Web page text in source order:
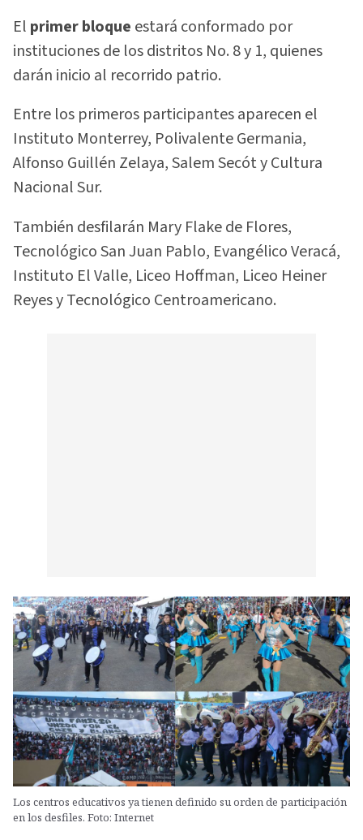
El primer bloque estará conformado por
instituciones de los distritos No. 8 y 1, quienes
darán inicio al recorrido patrio.
Entre los primeros participantes aparecen el
Instituto Monterrey, Polivalente Germania,
Alfonso Guillén Zelaya, Salem Secót y Cultura
Nacional Sur.
También desfilarán Mary Flake de Flores,
Tecnológico San Juan Pablo, Evangélico Veracá,
Instituto El Valle, Liceo Hoffman, Liceo Heiner
Reyes y Tecnológico Centroamericano.
Los centros educativos ya tienen definido su orden de participación
en los desfiles. Foto: Internet